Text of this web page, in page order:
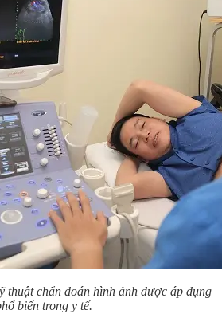
thuật chẩn đoán hình ảnh được áp dụng
biến trong y tế.